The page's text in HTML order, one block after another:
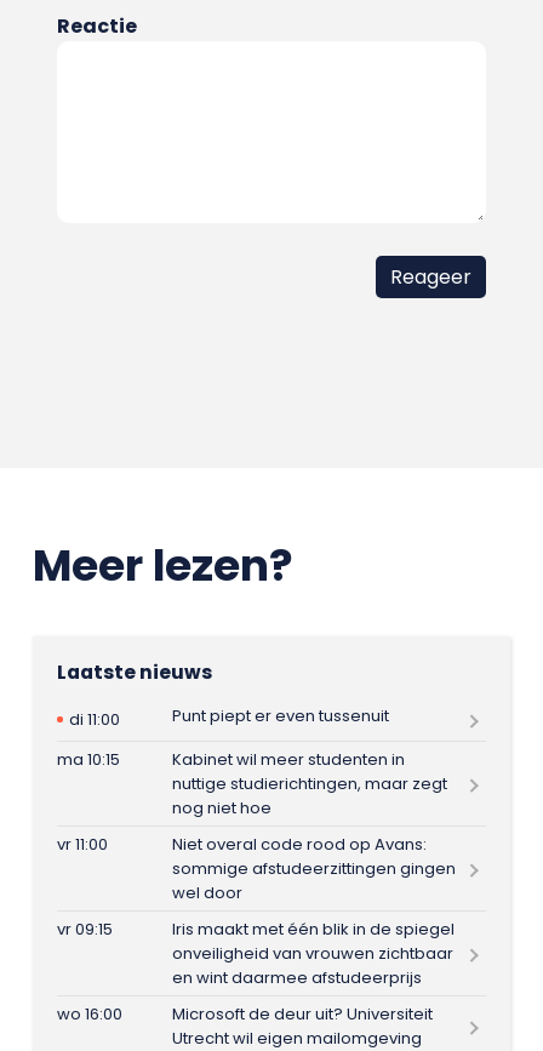
Reactie
Meer lezen?
Laatste nieuws
di 11:00
Punt piept er even tussenuit
ma 10:15
Kabinet wil meer studenten in
nuttige studierichtingen, maar zegt
nog niet hoe
vr 11:00
Niet overal code rood op Avans:
sommige afstudeerzittingen gingen
wel door
vr 09:15
Iris maakt met één blik in de spiegel
onveiligheid van vrouwen zichtbaar
en wint daarmee afstudeerprijs
wo 16:00
Microsoft de deur uit? Universiteit
Utrecht wil eigen mailomgeving